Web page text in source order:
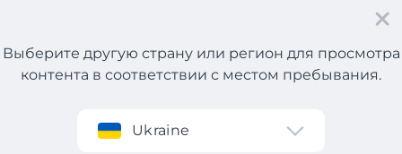
Регистрация
Выберите другую страну или регион для просмотра
контента в соответствии с местом пребывания.
Ukraine
Что чаще всего заказывают за границей и доставляют
Meest Shopping?